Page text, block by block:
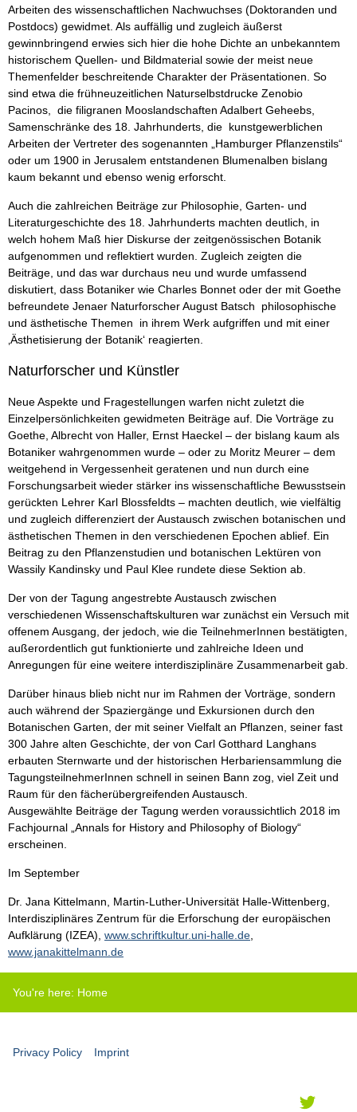
Arbeiten des wissenschaftlichen Nachwuchses (Doktoranden und
Postdocs) gewidmet. Als auffällig und zugleich äußerst
gewinnbringend erwies sich hier die hohe Dichte an unbekanntem
historischem Quellen- und Bildmaterial sowie der meist neue
Themenfelder beschreitende Charakter der Präsentationen. So
sind etwa die frühneuzeitlichen Naturselbstdrucke Zenobio
Pacinos, die filigranen Mooslandschaften Adalbert Geheebs,
Samenschränke des 18. Jahrhunderts, die kunstgewerblichen
Arbeiten der Vertreter des sogenannten „Hamburger Pflanzenstils“
oder um 1900 in Jerusalem entstandenen Blumenalben bislang
kaum bekannt und ebenso wenig erforscht.
Auch die zahlreichen Beiträge zur Philosophie, Garten- und
Literaturgeschichte des 18. Jahrhunderts machten deutlich, in
welch hohem Maß hier Diskurse der zeitgenössischen Botanik
aufgenommen und reflektiert wurden. Zugleich zeigten die
Beiträge, und das war durchaus neu und wurde umfassend
diskutiert, dass Botaniker wie Charles Bonnet oder der mit Goethe
befreundete Jenaer Naturforscher August Batsch philosophische
und ästhetische Themen in ihrem Werk aufgriffen und mit einer
‚Ästhetisierung der Botanik‘ reagierten.
Naturforscher und Künstler
Neue Aspekte und Fragestellungen warfen nicht zuletzt die
Einzelpersönlichkeiten gewidmeten Beiträge auf. Die Vorträge zu
Goethe, Albrecht von Haller, Ernst Haeckel – der bislang kaum als
Botaniker wahrgenommen wurde – oder zu Moritz Meurer – dem
weitgehend in Vergessenheit geratenen und nun durch eine
Forschungsarbeit wieder stärker ins wissenschaftliche Bewusstsein
gerückten Lehrer Karl Blossfeldts – machten deutlich, wie vielfältig
und zugleich differenziert der Austausch zwischen botanischen und
ästhetischen Themen in den verschiedenen Epochen ablief. Ein
Beitrag zu den Pflanzenstudien und botanischen Lektüren von
Wassily Kandinsky und Paul Klee rundete diese Sektion ab.
Der von der Tagung angestrebte Austausch zwischen
verschiedenen Wissenschaftskulturen war zunächst ein Versuch mit
offenem Ausgang, der jedoch, wie die TeilnehmerInnen bestätigten,
außerordentlich gut funktionierte und zahlreiche Ideen und
Anregungen für eine weitere interdisziplinäre Zusammenarbeit gab.
Darüber hinaus blieb nicht nur im Rahmen der Vorträge, sondern
auch während der Spaziergänge und Exkursionen durch den
Botanischen Garten, der mit seiner Vielfalt an Pflanzen, seiner fast
300 Jahre alten Geschichte, der von Carl Gotthard Langhans
erbauten Sternwarte und der historischen Herbariensammlung die
TagungsteilnehmerInnen schnell in seinen Bann zog, viel Zeit und
Raum für den fächerübergreifenden Austausch.
Ausgewählte Beiträge der Tagung werden voraussichtlich 2018 im
Fachjournal „Annals for History and Philosophy of Biology“
erscheinen.
Im September
Dr. Jana Kittelmann, Martin-Luther-Universität Halle-Wittenberg,
Interdisziplinäres Zentrum für die Erforschung der europäischen
Aufklärung (IZEA), www.schriftkultur.uni-halle.de
www.janakittelmann.de
You're here: Home
Privacy Policy Imprint